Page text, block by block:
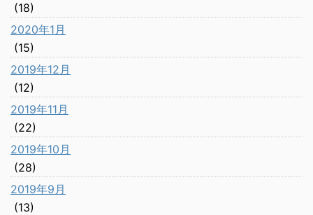
(18)
2020年1月
(15)
2019年12月
(12)
2019年11月
(22)
2019年10月
(28)
2019年9月
(13)